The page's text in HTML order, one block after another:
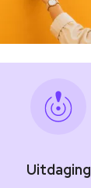
Uitdaging